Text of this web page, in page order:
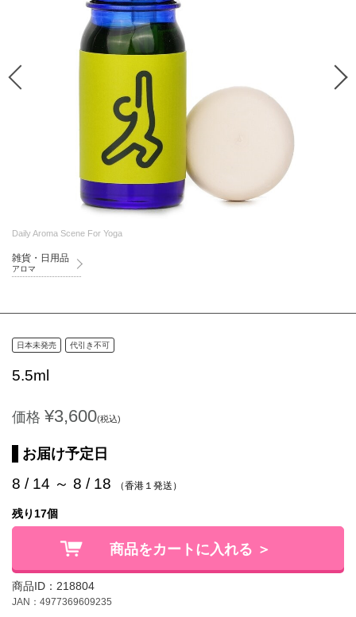
Daily Aroma Scene For Yoga
雑貨・日用品
アロマ
日本未発売 代引き不可
5.5ml
価格 ¥3,600(税込)
お届け予定日
8 / 14 ～ 8 / 18 （香港１発送）
残り17個
商品をカートに入れる ＞
商品ID：218804
JAN：4977369609235